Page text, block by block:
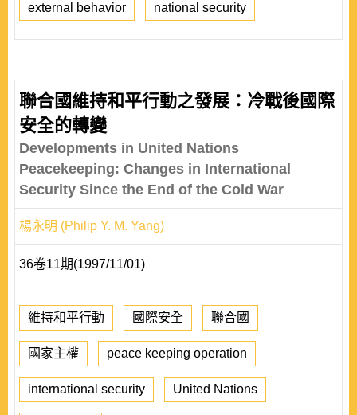
external behavior national security
聯合國維持和平行動之發展：冷戰後國際
安全的轉變
Developments in United Nations
Peacekeeping: Changes in International
Security Since the End of the Cold War
楊永明 (Philip Y. M. Yang)
36卷11期(1997/11/01)
維持和平行動 國際安全 聯合國
國家主權 peace keeping operation
international security United Nations